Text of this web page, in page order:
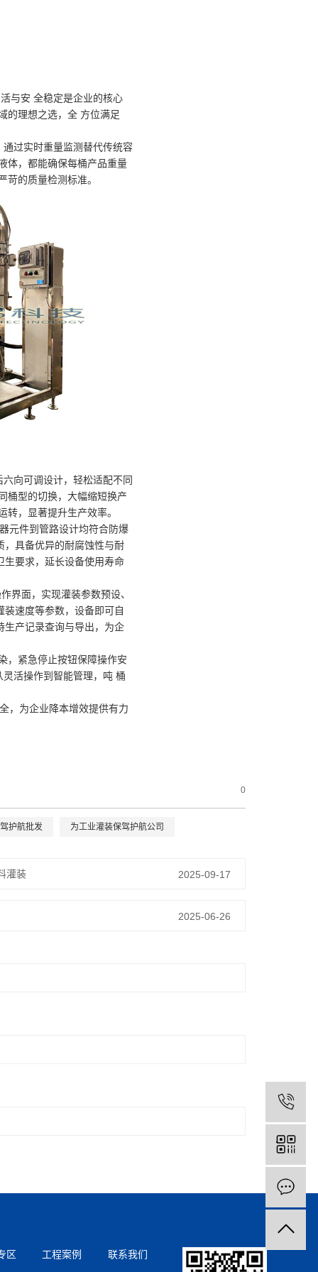
安 全稳定是企业的核心
的理想之选，全 方位满足
过实时重量监测替代传统容
体，都能确保每桶产品重量
的质量检测标准。
向可调设计，轻松适配不同
桶型的切换，大幅缩短换产
，显著提升生产效率。
件到管路设计均符合防爆
具备优异的耐腐蚀性与耐
生要求，延长设备使用寿命
面，实现灌装参数预设、
速度等参数，设备即可自
生产记录查询与导出，为企
紧急停止按钮保障操作安
活操作到智能管理，吨 桶
，为企业降本增效提供有力
0
护航批发 为工业灌装保驾护航公司
灌装 2025-09-17
2025-06-26
区 工程案例 联系我们